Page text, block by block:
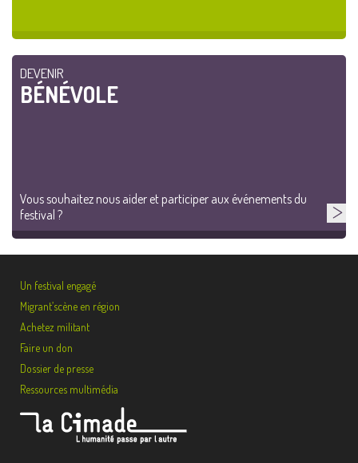
DEVENIR
BÉNÉVOLE
Vous souhaitez nous aider et participer aux événements du
festival ?
Un festival engagé
Migrant’scène en région
Achetez militant
Faire un don
Dossier de presse
Ressources multimédia